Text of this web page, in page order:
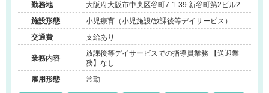
勤務地
大阪府大阪市中央区谷町7-1-39 新谷町第2ビル206
室
施設形態
小児療育（小児施設/放課後等デイサービス）
交通費
支給あり
業務内容
放課後等デイサービスでの指導員業務 【送迎業
務】なし
雇用形態
常勤